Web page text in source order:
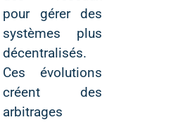
pour gérer des
systèmes plus
décentralisés.
Ces évolutions
créent des
arbitrages